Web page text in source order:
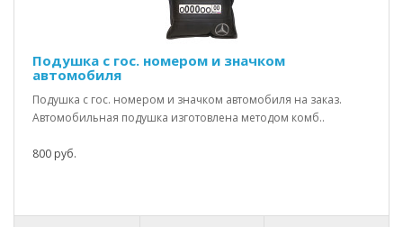
Подушка с гос. номером и значком
автомобиля
Подушка с гос. номером и значком автомобиля на заказ.
Автомобильная подушка изготовлена методом комб..
800 руб.